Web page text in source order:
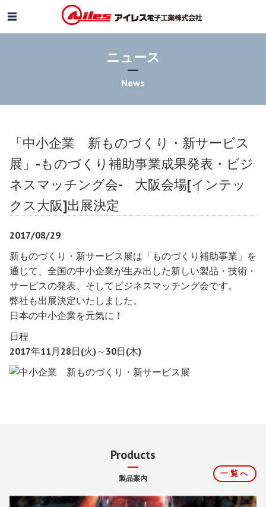
ニュース
News
「中小企業 新ものづくり・新サービス
展」-ものづくり補助事業成果発表・ビジ
ネスマッチング会- 大阪会場[インテッ
クス大阪]出展決定
2017/08/29
新ものづくり・新サービス展は「ものづくり補助事業」を
通じて、全国の中小企業が生み出した新しい製品・技術・
サービスの発表、そしてビジネスマッチング会です。
弊社も出展決定いたしました。
日本の中小企業を元気に！
日程
2017年11月28日(火)～30日(木)
Products
製品案内 一覧へ